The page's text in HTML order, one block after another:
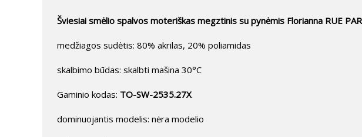
Šviesiai smėlio spalvos moteriškas megztinis su pynėmis Florianna RUE
medžiagos sudėtis: 80% akrilas, 20% poliamidas
skalbimo būdas: skalbti mašina 30°C
Gaminio kodas: TO-SW-2535.27X
dominuojantis modelis: nėra modelio